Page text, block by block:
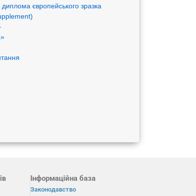
європейського зразка
Інформаційна база
Законодавство